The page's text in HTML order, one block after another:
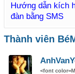
Hướng dẫn kích
đàn bằng SMS
Thành viên
<font